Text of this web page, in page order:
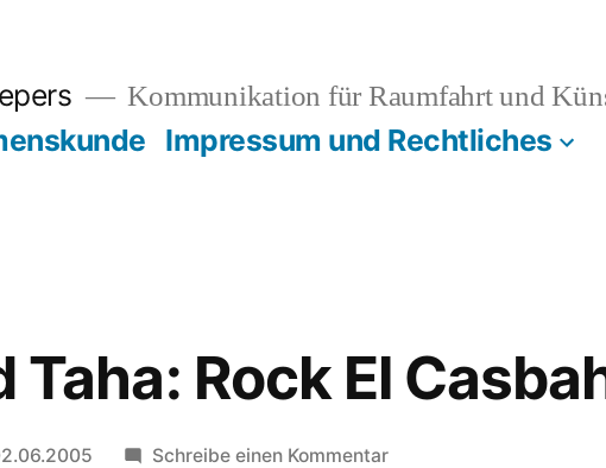
Kommunikation für Raumfahrt und
Impressum und Rechtliches
Taha: Rock El
Schreibe einen Kommentarzu